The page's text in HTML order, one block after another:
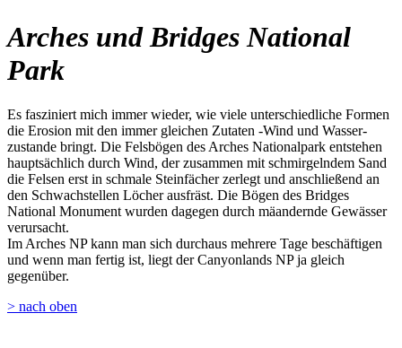
Arches und Bridges National
Park
Es fasziniert mich immer wieder, wie viele unterschiedliche Formen
die Erosion mit den immer gleichen Zutaten -Wind und Wasser-
zustande bringt. Die Felsbögen des Arches Nationalpark entstehen
hauptsächlich durch Wind, der zusammen mit schmirgelndem Sand
die Felsen erst in schmale Steinfächer zerlegt und anschließend an
den Schwachstellen Löcher ausfräst. Die Bögen des Bridges
National Monument wurden dagegen durch mäandernde Gewässer
verursacht.
Im Arches NP kann man sich durchaus mehrere Tage beschäftigen
und wenn man fertig ist, liegt der Canyonlands NP ja gleich
gegenüber.
> nach oben